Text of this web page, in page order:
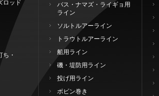
ロッド
・
バス・ナマズ・ライギョ用
ライン
ソルトルアーライン
トラウトルアーライン
船用ライン
磯・堤防用ライン
投げ用ライン
ボビン巻き